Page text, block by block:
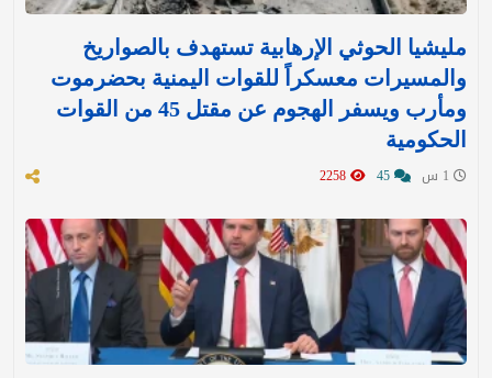
مليشيا الحوثي الإرهابية تستهدف بالصواريخ
والمسيرات معسكراً للقوات اليمنية بحضرموت
ومأرب ويسفر الهجوم عن مقتل 45 من القوات
الحكومية